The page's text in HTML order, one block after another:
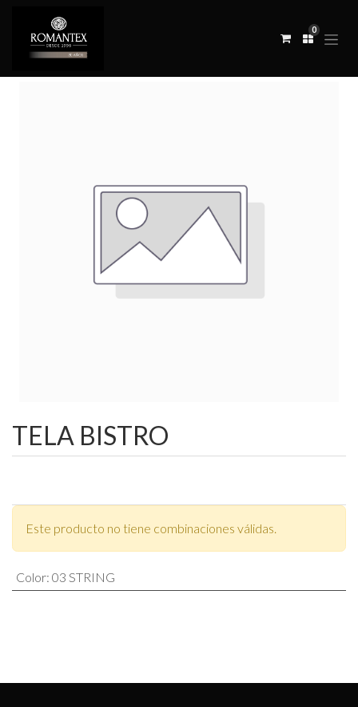
0
TELA BISTRO
Este producto no tiene combinaciones válidas.
Color: 03 STRING